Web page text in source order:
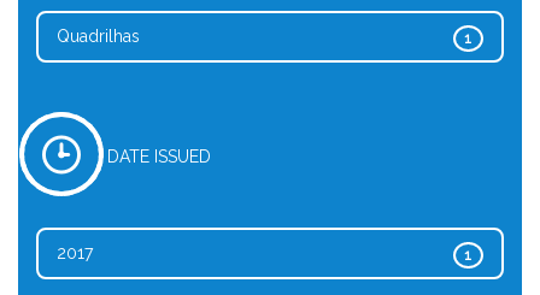
1
Quadrilhas
DATE ISSUED
1
2017